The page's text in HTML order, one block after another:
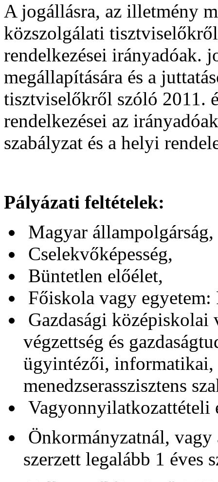
A jogállásra, az illetmény
közszolgálati
rendelkezései irányadóak.
megállapítására és a
tisztviselőkről szóló 2011.
rendelkezései az
szabályzat és a helyi
Pályázati feltételek:
Magyar állampolgárság,
Cselekvőképesség,
Büntetlen előélet,
Főiskola vagy
Gazdasági
végzettség és
ügyintézői,
menedzserasszisztens
Vagyonnyilatkozattételi
Önkormányzatnál,
szerzett legalább 1 éves